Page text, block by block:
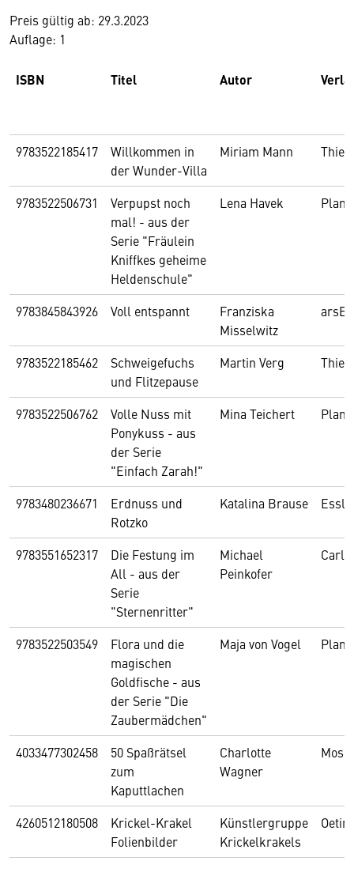
Preis gültig ab: 29.3.2023
Auflage: 1
ISBN Titel Autor
9783522185417
Willkommen in
der Wunder-Villa
Miriam Mann
9783522506731
Verpupst noch
mal! - aus der
Serie "Fräulein
Kniffkes geheime
Heldenschule"
Lena Havek
9783845843926 Voll entspannt
Franziska
Misselwitz
9783522185462
Schweigefuchs
und Flitzepause
Martin Verg
9783522506762
Volle Nuss mit
Ponykuss - aus
der Serie
"Einfach Zarah!"
Mina Teichert
9783480236671
Erdnuss und
Rotzko
Katalina Brause
9783551652317
Die Festung im
All - aus der
Serie
"Sternenritter"
Michael
Peinkofer
9783522503549
Flora und die
magischen
Goldfische - aus
der Serie "Die
Zaubermädchen"
Maja von Vogel
4033477302458
50 Spaßrätsel
zum
Kaputtlachen
Charlotte
Wagner
4260512180508
Krickel-Krakel
Folienbilder
Künstlergruppe
Krickelkrakels